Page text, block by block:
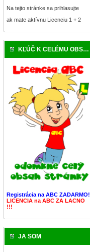
Na tejto stránke sa prihlasujte
ak mate aktívnu Licenciu 1 + 2
KĽÚČ K CELÉMU OBSAHU
Registrácia na ABC ZADARMO!
LICENCIA na ABC ZA LACNO
!!!
JA SOM